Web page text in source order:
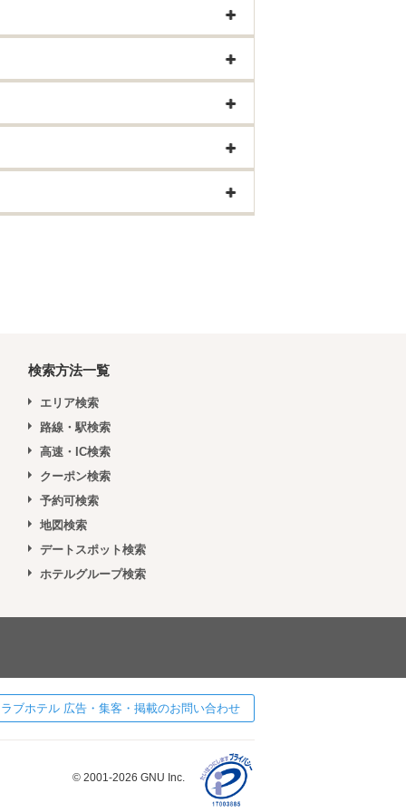
検索方法一覧
エリア検索
路線・駅検索
高速・IC検索
クーポン検索
予約可検索
地図検索
デートスポット検索
ホテルグループ検索
ブホテル 広告・集客・掲載のお問い合わせ
© 2001-2026 GNU Inc.